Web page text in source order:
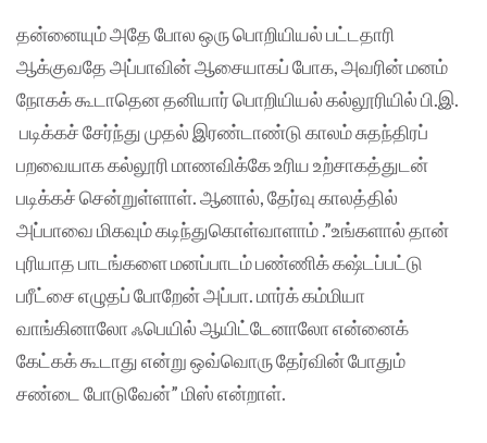
தன்னையும் அதே போல ஒரு பொறியியல் பட்டதாரி
ஆக்குவதே அப்பாவின் ஆசையாகப் போக, அவரின் மனம்
நோகக் கூடாதென தனியார் பொறியியல் கல்லூரியில் பி.இ.
படிக்கச் சேர்ந்து முதல் இரண்டாண்டு காலம் சுதந்திரப்
பறவையாக கல்லூரி மாணவிக்கே உரிய உற்சாகத்துடன்
படிக்கச் சென்றுள்ளாள். ஆனால், தேர்வு காலத்தில்
அப்பாவை மிகவும் கடிந்துகொள்வாளாம் .”உங்களால் தான்
புரியாத பாடங்களை மனப்பாடம் பண்ணிக் கஷ்டப்பட்டு
பரீட்சை எழுதப் போறேன் அப்பா. மார்க் கம்மியா
வாங்கினாலோ ஃபெயில் ஆயிட்டேனாலோ என்னைக்
கேட்கக் கூடாது என்று ஒவ்வொரு தேர்வின் போதும்
சண்டை போடுவேன்” மிஸ் என்றாள்.